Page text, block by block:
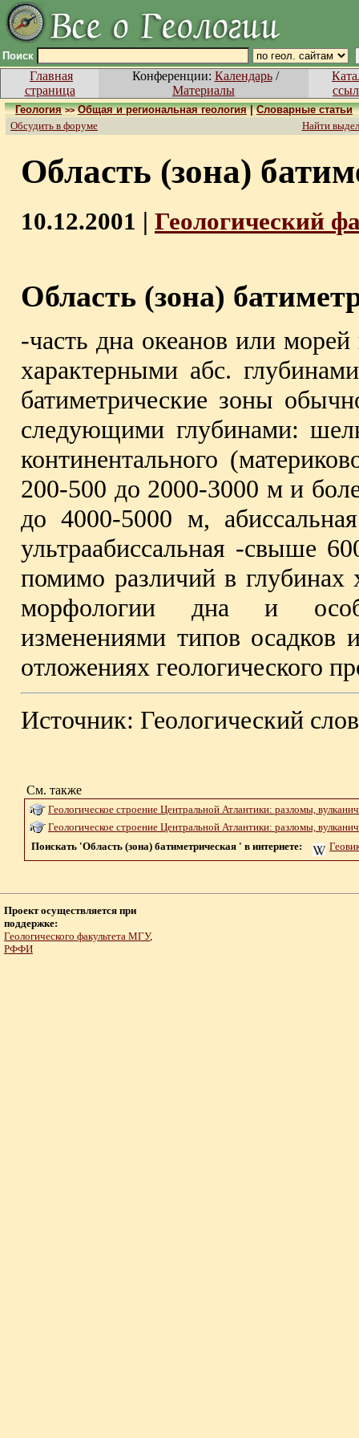
Поиск
Главная
страница
Конференции: Календарь/
Материалы
Геология >> Общая и региональная геология|Словарные статьи
Обсудить в форуме
Найти
Область (зона)
10.12.2001 | Геологический
Область (зона)
-часть дна океанов или
характерными абс.
батиметрические зоны
следующими глубинами:
континентального
200-500 до 2000-3000 м и
до 4000-5000 м,
ультраабиссальная -свыше
помимо различий в глубинах
морфологии дна и
изменениями типов осадков
отложениях геологического
Источник: Геологический
См. также
Геологическое строение Центральной Атлантики: разломы,
Геологическое строение Центральной Атлантики: разломы,
Поискать 'Область (зона) батиметрическая ' в интернете:
Проект осуществляется при
поддержке:
Геологического факультета МГУ,
РФФИ